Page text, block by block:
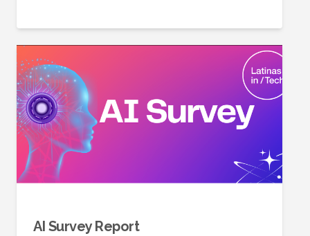
AI Survey Report